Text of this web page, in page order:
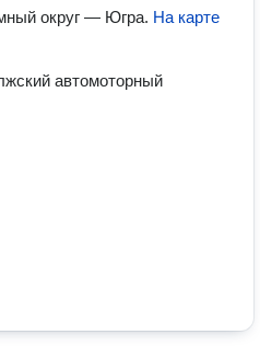
округ — Югра. На карте
автомоторный